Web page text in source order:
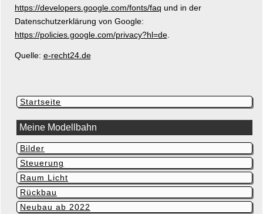
https://developers.google.com/fonts/faq und in der
Datenschutzerklärung von Google:
https://policies.google.com/privacy?hl=de.
Quelle: e-recht24.de
Navigation
überspringen
Startseite
Meine Modellbahn
Navigation
überspringen
Bilder
Steuerung
Raum Licht
Rückbau
Neubau ab 2022